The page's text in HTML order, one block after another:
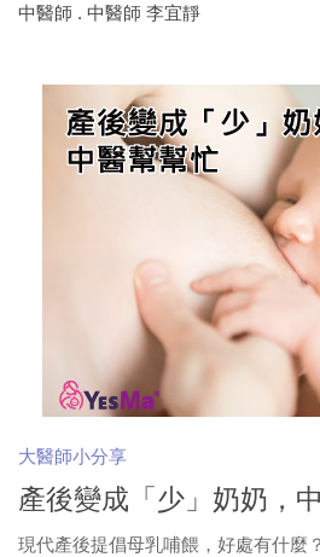
中醫師 . 中醫師 李宜靜
大醫師小分享
產後變成「少」奶奶，
現代產後提倡母乳哺餵，好處有什麼